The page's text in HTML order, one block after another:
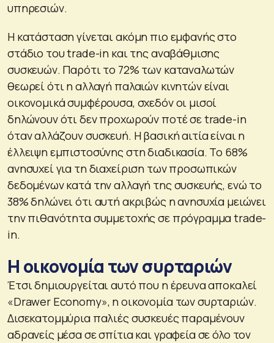
υπηρεσιών.
Η κατάσταση γίνεται ακόμη πιο εμφανής στο
στάδιο του trade-in και της αναβάθμισης
συσκευών. Παρότι το 72% των καταναλωτών
θεωρεί ότι η αλλαγή παλαιών κινητών είναι
οικονομικά συμφέρουσα, σχεδόν οι μισοί
δηλώνουν ότι δεν προχωρούν ποτέ σε trade-in
όταν αλλάζουν συσκευή. Η βασική αιτία είναι η
έλλειψη εμπιστοσύνης στη διαδικασία. Το 68%
ανησυχεί για τη διαχείριση των προσωπικών
δεδομένων κατά την αλλαγή της συσκευής, ενώ το
38% δηλώνει ότι αυτή ακριβώς η ανησυχία μειώνει
την πιθανότητα συμμετοχής σε πρόγραμμα trade-
in.
Η οικονομία των συρταριών
Έτσι δημιουργείται αυτό που η έρευνα αποκαλεί
«Drawer Economy», η οικονομία των συρταριών.
Δισεκατομμύρια παλιές συσκευές παραμένουν
αδρανείς μέσα σε σπίτια και γραφεία σε όλο τον